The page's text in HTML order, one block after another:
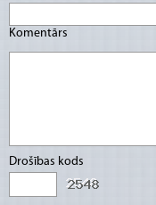
Komentārs
Drošības kods